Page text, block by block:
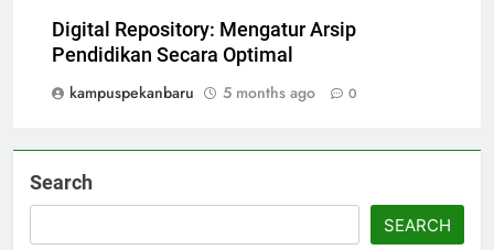
Digital Repository: Mengatur Arsip
Pendidikan Secara Optimal
kampuspekanbaru
5 months ago 0
Search
SEARCH